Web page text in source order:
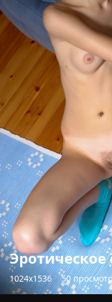
Эротическое
1024x1536 50